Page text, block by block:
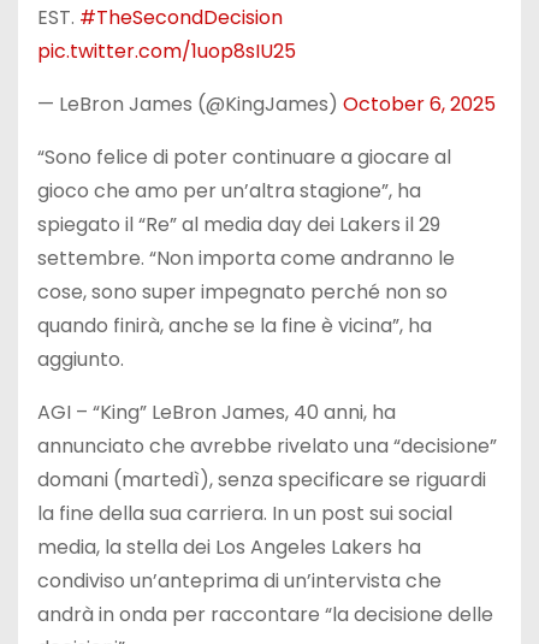
EST. #TheSecondDecision
pic.twitter.com/1uop8sIU25
— LeBron James (@KingJames) October 6, 2025
“Sono felice di poter continuare a giocare al
gioco che amo per un’altra stagione”, ha
spiegato il “Re” al media day dei Lakers il 29
settembre. “Non importa come andranno le
cose, sono super impegnato perché non so
quando finirà, anche se la fine è vicina”, ha
aggiunto.
AGI – “King” LeBron James, 40 anni, ha
annunciato che avrebbe rivelato una “decisione”
domani (martedì), senza specificare se riguardi
la fine della sua carriera. In un post sui social
media, la stella dei Los Angeles Lakers ha
condiviso un’anteprima di un’intervista che
andrà in onda per raccontare “la decisione delle